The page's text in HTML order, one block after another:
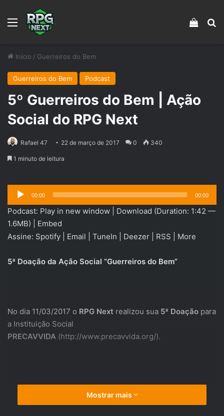
Menu Veja
Início / Guerreiros do Bem
Guerreiros do Bem Podcast
5º Guerreiros do Bem | Ação
Social do RPG Next
Rafael 47 22 de março de 2017 0 340
1 minuto de leitura
Tocador
de
áudio
00:00 00:00
Podcast: Play in new window Download (Duration: 1:42 —
1.6MB) | Embed
Assine: Spotify Email TuneIn Deezer RSS More
5ª Doação da Ação Social “Guerreiros do Bem”
No dia 11/03/2017 o RPG Next realizou sua 5ª Doação para
a Instituição Social
PRECAVVIDA (http://www.precavvida.org/).
Mostrar mais